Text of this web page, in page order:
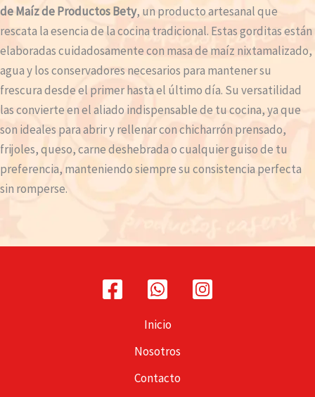
de Maíz de Productos Bety, un producto artesanal que
rescata la esencia de la cocina tradicional. Estas gorditas están
elaboradas cuidadosamente con masa de maíz nixtamalizado,
agua y los conservadores necesarios para mantener su
frescura desde el primer hasta el último día. Su versatilidad
las convierte en el aliado indispensable de tu cocina, ya que
son ideales para abrir y rellenar con chicharrón prensado,
frijoles, queso, carne deshebrada o cualquier guiso de tu
preferencia, manteniendo siempre su consistencia perfecta
sin romperse.
Inicio
Nosotros
Contacto